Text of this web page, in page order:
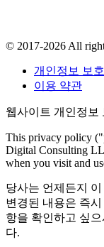
© 2017-2026 All
개인정보 보
이용 약관
웹사이트 개인정보
This privacy policy
Digital Consulting
when you visit and
당사는 언제든지
변경된 내용은 즉
항을 확인하고 싶
다.